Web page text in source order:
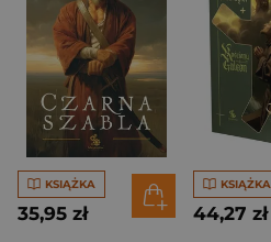
KSIĄŻKA
35,95 zł
KSIĄŻKA
44,27 zł